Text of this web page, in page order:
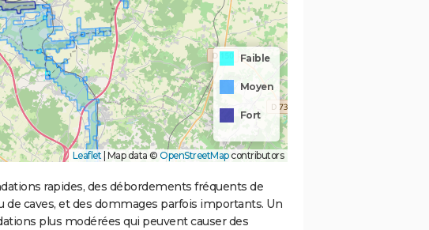
Faible
Moyen
Fort
Leaflet | Map data © OpenStreetMapcontributors
rapides, des débordements fréquents de
de caves, et des dommages parfois importants. Un
plus modérées qui peuvent causer des